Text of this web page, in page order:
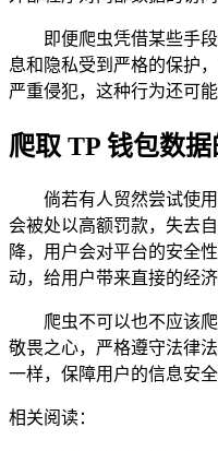
即便爬虫凭借某些手
息和隐私受到严格的保护
严重侵犯，这种行为还可
爬取 TP 钱包数
倘若有人贸然尝试使
会被处以高额罚款，失去
降，用户会对平台的安全
动，给用户带来直接的经
爬虫不可以也不应该
敬畏之心，严格遵守法律
一样，保障用户的信息安
相关阅读：